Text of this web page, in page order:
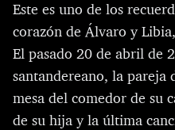
Este es uno de los
corazón de Álvaro y
El pasado 20 de abril de
santandereano, la pareja
mesa del comedor de su
de su hija y la última